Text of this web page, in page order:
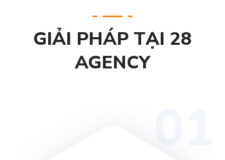
GIẢI PHÁP TẠI 28
AGENCY